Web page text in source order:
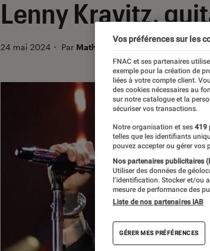
Lenny Kravitz,
24 mai 2024 ・ Par Mathieu M.
Vos préférences sur les
FNAC et ses partenaires
exemple pour la création de
liées à votre compte client.
des cookies nécessaires au
sur notre catalogue et la
sécuriser vos transactions.
Notre organisation et ses 419
telles que les identifiants
pouvez accepter ou gérer vos
Nos partenaires publicitaires
Utiliser des données de
l’identification. Stocker et/ou
mesure de performance des
Liste de nos partenaires IAB
GÉRER MES PRÉFÉRENCES